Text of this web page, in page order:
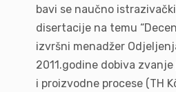
bavi se naučno
disertacije na temu
izvršni menadžer
2011.godine dobiva
i proizvodne procese (TH